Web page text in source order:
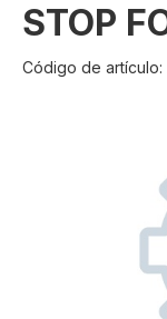
STOP
Código de